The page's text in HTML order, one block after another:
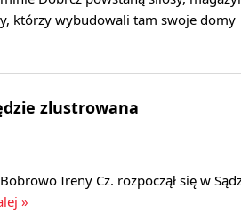
którzy wybudowali tam swoje domy
zlustrowana
Ireny Cz. rozpoczął się w
»